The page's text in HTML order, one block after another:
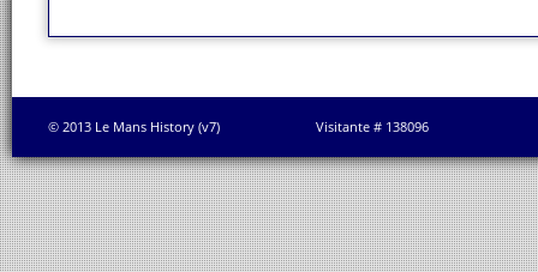
© 2013 Le Mans History (v7) Visitante # 138096